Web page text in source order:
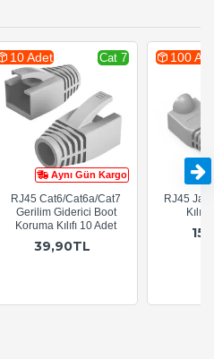
Aynı Gün Kargo
Cat 7
10 Adet
RJ45 Cat6/Cat6a/Cat7
Gerilim Giderici Boot
Koruma Kılıfı 10 Adet
39,90TL
100
RJ45
Kılıf